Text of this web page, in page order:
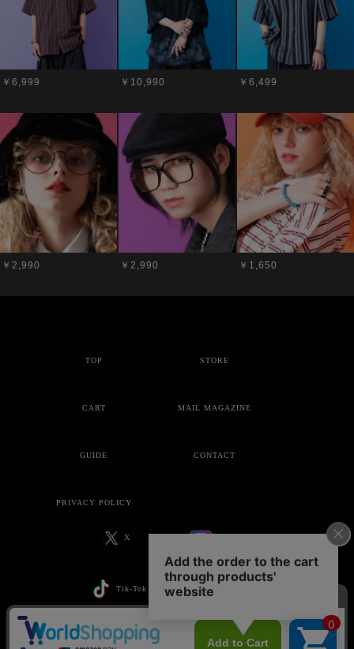
￥6,999 ￥10,990 ￥6,499
￥2,990 ￥2,990 ￥1,650
TOP STORE
CART MAIL MAGAZINE
GUIDE CONTACT
PRIVACY POLICY
X
Tik-Tok